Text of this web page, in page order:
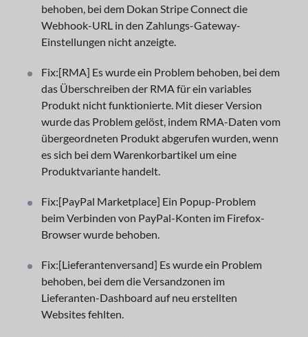
behoben, bei dem Dokan Stripe Connect die
Webhook-URL in den Zahlungs-Gateway-
Einstellungen nicht anzeigte.
Fix:[RMA] Es wurde ein Problem behoben, bei dem
das Überschreiben der RMA für ein variables
Produkt nicht funktionierte. Mit dieser Version
wurde das Problem gelöst, indem RMA-Daten vom
übergeordneten Produkt abgerufen wurden, wenn
es sich bei dem Warenkorbartikel um eine
Produktvariante handelt.
Fix:[PayPal Marketplace] Ein Popup-Problem
beim Verbinden von PayPal-Konten im Firefox-
Browser wurde behoben.
Fix:[Lieferantenversand] Es wurde ein Problem
behoben, bei dem die Versandzonen im
Lieferanten-Dashboard auf neu erstellten
Websites fehlten.